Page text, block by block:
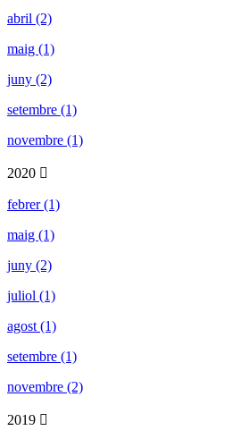
abril (2)
maig (1)
juny (2)
setembre (1)
novembre (1)
2020
febrer (1)
maig (1)
juny (2)
juliol (1)
agost (1)
setembre (1)
novembre (2)
2019